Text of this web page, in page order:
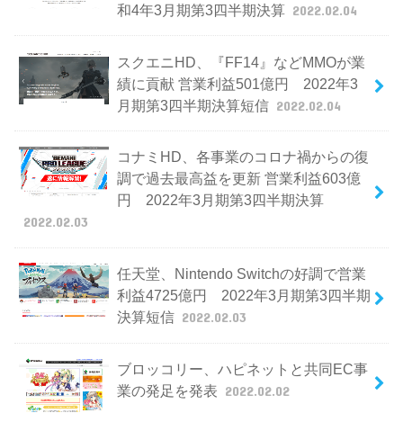
和4年3月期第3四半期決算 2022.02.04
スクエニHD、『FF14』などMMOが業
績に貢献 営業利益501億円 2022年3
月期第3四半期決算短信 2022.02.04
コナミHD、各事業のコロナ禍からの復
調で過去最高益を更新 営業利益603億
円 2022年3月期第3四半期決算
2022.02.03
任天堂、Nintendo Switchの好調で営業
利益4725億円 2022年3月期第3四半期
決算短信 2022.02.03
ブロッコリー、ハピネットと共同EC事
業の発足を発表 2022.02.02